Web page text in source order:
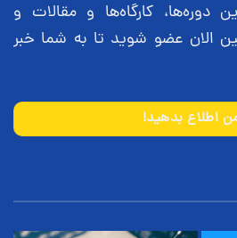
دوره‌ها، کارگاه‌ها و مقالات و
الان عضو شوید تا به شما خبر
اطلاع بدهید!